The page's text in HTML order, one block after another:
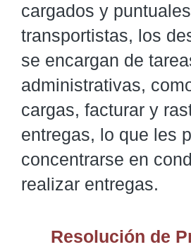
cargados y
transportistas, los
se encargan de
administrativas,
cargas, facturar y
entregas, lo que les
concentrarse en
realizar entregas.
Resolución de